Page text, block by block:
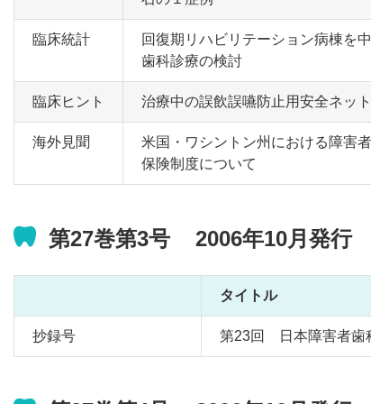
臨床統計
回復期リハビリテーション病棟を
歯科診療の検討
臨床ヒント 治療中の誤飲誤嚥防止用安全ネット
海外見聞
米国・ワシントン州における障害
保険制度について
第27巻第3号 2006年10月発行
タイトル
抄録号 第23回 日本障害者歯